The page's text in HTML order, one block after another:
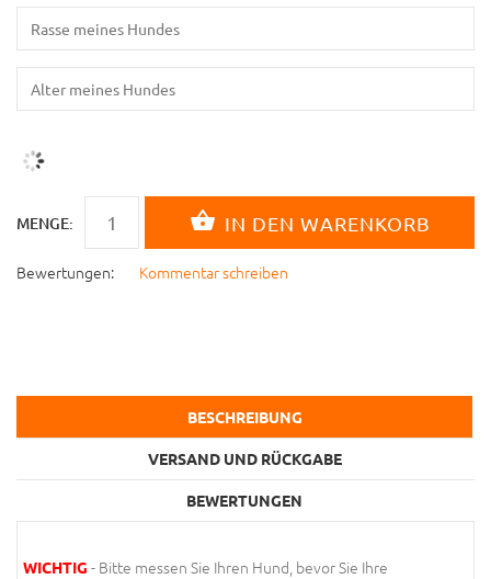
MENGE:
Bewertungen: Kommentar schreiben
BESCHREIBUNG
VERSAND UND RÜCKGABE
BEWERTUNGEN
WICHTIG - Bitte messen Sie Ihren Hund, bevor Sie Ihre